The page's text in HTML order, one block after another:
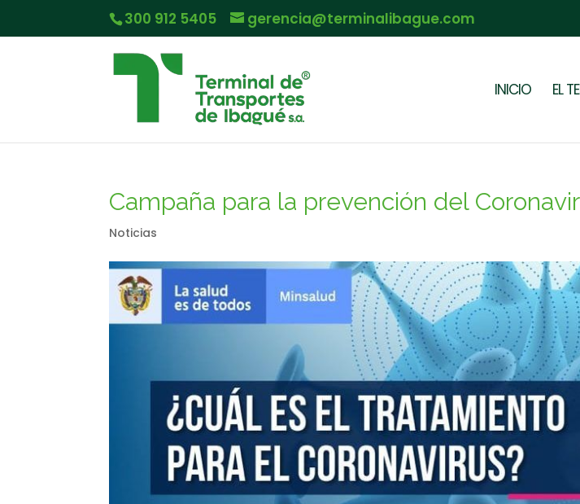
300 912 5405 gerencia@terminalibague.com
INICIO EL
Campaña para la prevención del
Noticias